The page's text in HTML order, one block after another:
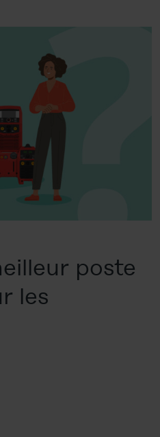
poste
les